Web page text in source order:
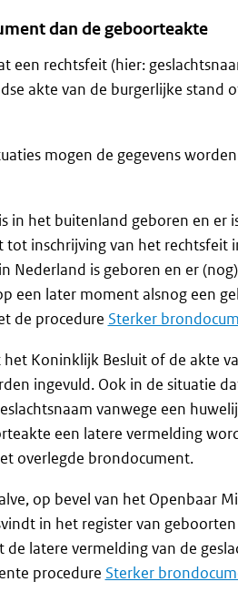
dan de geboorteakte
een rechtsfeit (hier:
akte van de burgerlijke stand
mogen de gegevens
in het buitenland geboren en er
inschrijving van het rechtsfeit
Nederland is geboren en er
een later moment alsnog een
de procedure Sterker
het Koninklijk Besluit of de akte
ingevuld. Ook in de situatie
vanwege een
een latere vermelding
overlegde brondocument.
op bevel van het Openbaar
in het register van
latere vermelding van de
procedure Sterker